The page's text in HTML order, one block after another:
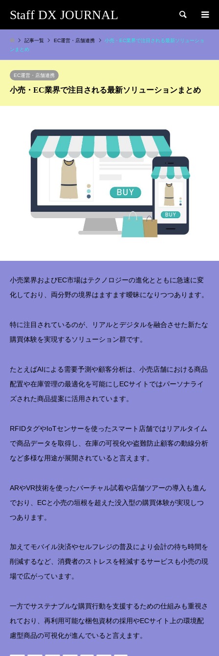
Staff DX JOURNAL 検索
記事一覧 EC運営・店舗連携
小売・EC業界で注目される最新ソリューショ
ンまとめ
EC運営・店舗連携
小売・EC業界で注目される最新ソリューションまとめ
小売業界およびEC市場はテクノロジーの進化とともに急速に変
化しており、両分野の境界はますます曖昧になりつつあります。
特に注目されているのが、リアルとデジタルを融合させた新たな
購買体験を実現するソリューション群です。
たとえばAIによる需要予測や顧客分析は、小売店舗における商品
配置や在庫管理の最適化を可能にしECサイトではパーソナライ
ズされた商品提案に活用されています。
RFIDタグやIoTセンサーを使ったスマート店舗ではリアルタイム
で商品データを取得し、在庫の可視化や盗難防止顧客の動線分析
など多様な用途が展開されていると言えます。
ARやVR技術を使ったバーチャル試着や店舗ツアーの導入も進ん
でおり、ECと小売の垣根を超えた没入型の購買体験が実現しつ
つあります。
加えてモバイル決済やセルフレジの普及により会計の待ち時間を
削減するなど、消費者のストレスを軽減するサービスも小売の現
場で広がっています。
一方でサステナブルな購買行動を支援するための仕組みも重視さ
れており、再利用可能な梱包資材の採用やECサイト上の環境配
慮型商品の可視化が進んでいると言えます。